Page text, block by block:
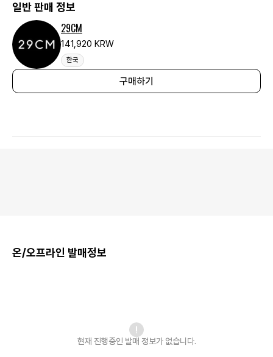
일반 판매 정보
29CM
141,920 KRW
한국
구매하기
온/오프라인 발매정보
현재 진행중인 발매 정보가 없습니다.